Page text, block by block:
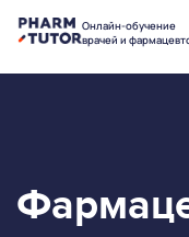
Онлайн-обучение
врачей и